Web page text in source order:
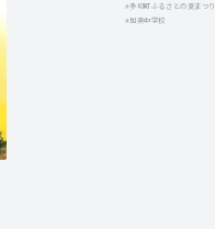
#多可町ふるさとの夏まつり
#加美中学校